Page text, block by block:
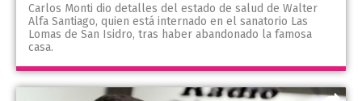
Carlos Monti dio detalles del estado de salud de Walter
Alfa Santiago, quien está internado en el sanatorio Las
Lomas de San Isidro, tras haber abandonado la famosa
casa.